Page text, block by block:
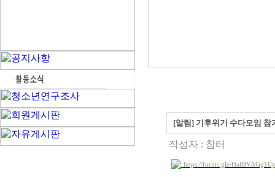
[알림] 기후위기 수다모임 참
작성자 : 참터
https://forms.gle/